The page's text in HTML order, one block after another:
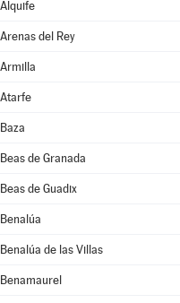
Alquife
Arenas del Rey
Armilla
Atarfe
Baza
Beas de Granada
Beas de Guadix
Benalúa
Benalúa de las Villas
Benamaurel